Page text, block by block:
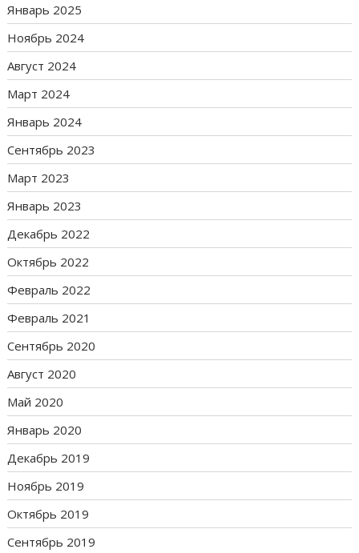
Январь 2025
Ноябрь 2024
Август 2024
Март 2024
Январь 2024
Сентябрь 2023
Март 2023
Январь 2023
Декабрь 2022
Октябрь 2022
Февраль 2022
Февраль 2021
Сентябрь 2020
Август 2020
Май 2020
Январь 2020
Декабрь 2019
Ноябрь 2019
Октябрь 2019
Сентябрь 2019